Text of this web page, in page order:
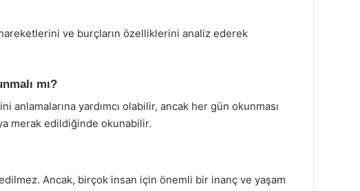
ve burçların özelliklerini analiz ederek
mı?
yardımcı olabilir, ancak her gün okunması
merak edildiğinde okunabilir.
Ancak, birçok insan için önemli bir inanç ve yaşam